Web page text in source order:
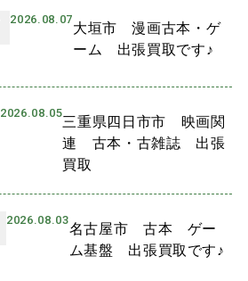
2026.08.07
大垣市 漫画古本・ゲ
ーム 出張買取です♪
2026.08.05
三重県四日市市 映画関
連 古本・古雑誌 出張
買取
2026.08.03
名古屋市 古本 ゲー
ム基盤 出張買取です♪